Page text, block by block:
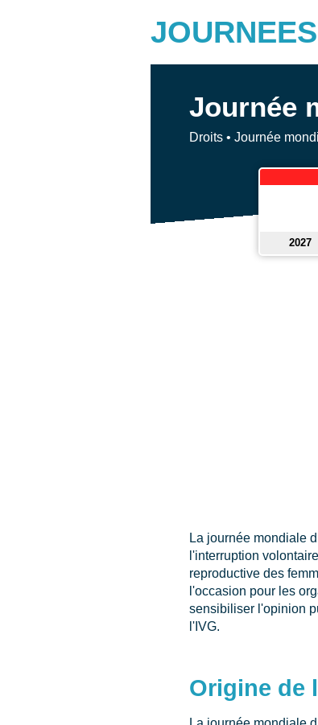
JOURNEES
Journée
Droits • Journée
2027
La journée mondiale
l'interruption
reproductive des
l'occasion pour les
sensibiliser l'opinion
l'IVG.
Origine de